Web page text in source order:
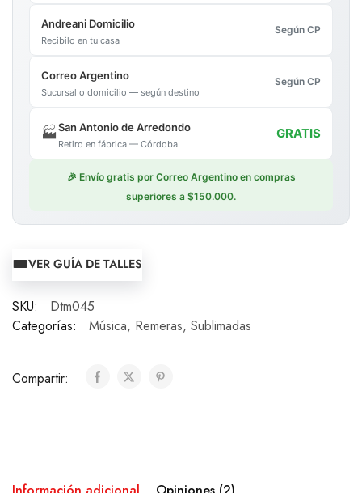
Andreani Domicilio
Recibilo en tu casa
Según CP
Correo Argentino
Sucursal o domicilio — según destino
Según CP
🏭San Antonio de Arredondo
Retiro en fábrica — Córdoba
GRATIS
🎉 Envío gratis por Correo Argentino en compras
superiores a $150.000.
VER GUÍA DE TALLES
SKU:
Dtm045
Categorías:
Música, Remeras, Sublimadas
Compartir: